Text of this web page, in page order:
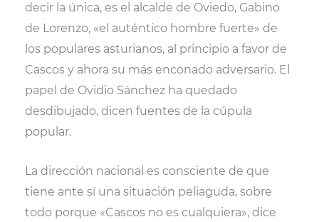
decir la única, es el alcalde de Oviedo, Gabino
de Lorenzo, «el auténtico hombre fuerte» de
los populares asturianos, al principio a favor de
Cascos y ahora su más enconado adversario. El
papel de Ovidio Sánchez ha quedado
desdibujado, dicen fuentes de la cúpula
popular.
La dirección nacional es consciente de que
tiene ante sí una situación peliaguda, sobre
todo porque «Cascos no es cualquiera», dice